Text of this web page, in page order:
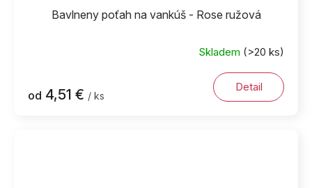
Bavlneny poťah na vankúš - Rose ružová
Skladem (>20 ks)
od 4,51 € / ks
Detail